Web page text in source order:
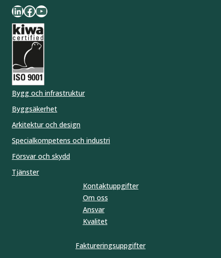
LinkedIn Facebook YouTube
Bygg och infrastruktur
Byggsäkerhet
Arkitektur och design
Specialkompetens och industri
Försvar och skydd
Tjänster
Kontaktuppgifter
Om oss
Ansvar
Kvalitet
Faktureringsuppgifter